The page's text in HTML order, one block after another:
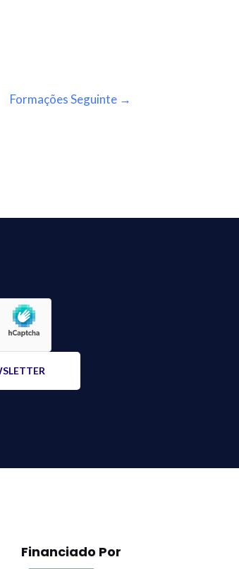
Formações Seguinte →
Financiado Por